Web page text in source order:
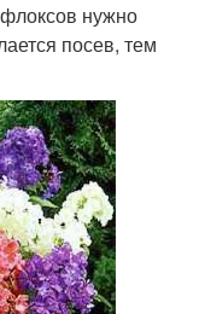
нужно
посев, тем